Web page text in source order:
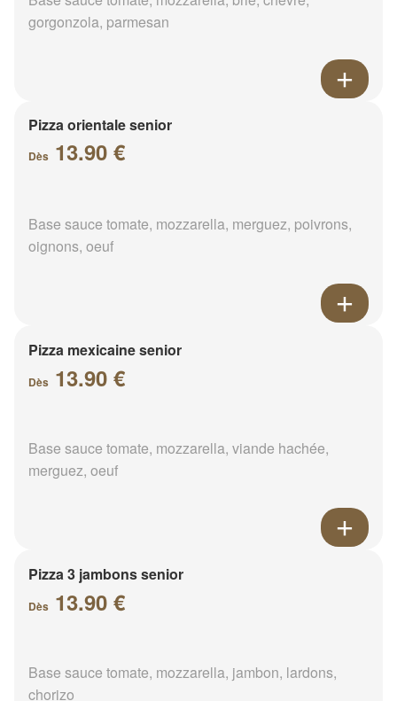
gorgonzola, parmesan
Pizza orientale senior
Dès 13.90 €
Base sauce tomate, mozzarella, merguez, poivrons,
oignons, oeuf
Pizza mexicaine senior
Dès 13.90 €
Base sauce tomate, mozzarella, viande hachée,
merguez, oeuf
Pizza 3 jambons senior
Dès 13.90 €
Base sauce tomate, mozzarella, jambon, lardons,
chorizo